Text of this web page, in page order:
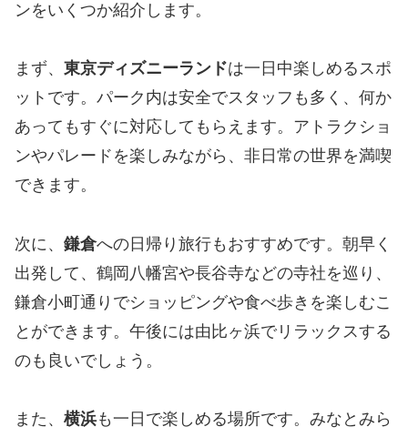
ンをいくつか紹介します。
まず、 東京ディズニーランドは一日中楽しめるスポ
ットです。パーク内は安全でスタッフも多く、何か
あってもすぐに対応してもらえます。アトラクショ
ンやパレードを楽しみながら、非日常の世界を満喫
できます。
次に、 鎌倉への日帰り旅行もおすすめです。朝早く
出発して、鶴岡八幡宮や長谷寺などの寺社を巡り、
鎌倉小町通りでショッピングや食べ歩きを楽しむこ
とができます。午後には由比ヶ浜でリラックスする
のも良いでしょう。
また、 横浜も一日で楽しめる場所です。みなとみら